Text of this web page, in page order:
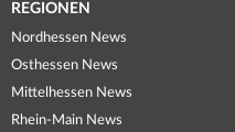
REGIONEN
Nordhessen News
Osthessen News
Mittelhessen News
Rhein-Main News